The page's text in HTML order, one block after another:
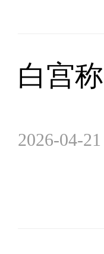
白宫
2026-04-21